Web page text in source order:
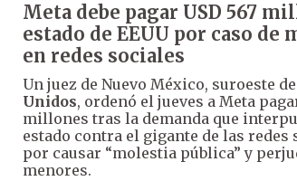
Meta debe pagar USD 567
estado de EEUU por caso de
en redes sociales
Un juez de Nuevo México, suroeste de
Unidos, ordenó el jueves a Meta
millones tras la demanda que
estado contra el gigante de las redes
por causar “molestia pública” y
menores.